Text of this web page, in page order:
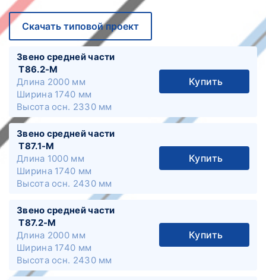
Скачать типовой проект
Звено средней части
Т86.2-М
Длина 2000 мм
Ширина 1740 мм
Высота осн. 2330 мм
Купить
Звено средней части
Т87.1-М
Длина 1000 мм
Ширина 1740 мм
Высота осн. 2430 мм
Купить
Звено средней части
Т87.2-М
Длина 2000 мм
Ширина 1740 мм
Высота осн. 2430 мм
Купить